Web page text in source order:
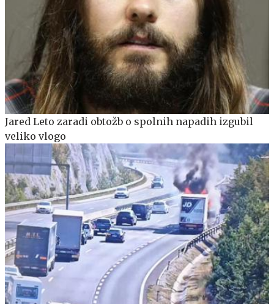
Jared Leto zaradi obtožb o spolnih napadih izgubil
veliko vlogo